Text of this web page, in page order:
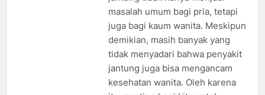
masalah umum bagi pria, tetapi
juga bagi kaum wanita. Meskipun
demikian, masih banyak yang
tidak menyadari bahwa penyakit
jantung juga bisa mengancam
kesehatan wanita. Oleh karena